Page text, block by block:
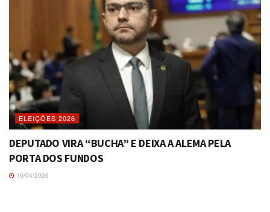
ELEIÇÕES 2026
DEPUTADO VIRA “BUCHA” E DEIXA A ALEMA PELA
PORTA DOS FUNDOS
10/04/2026